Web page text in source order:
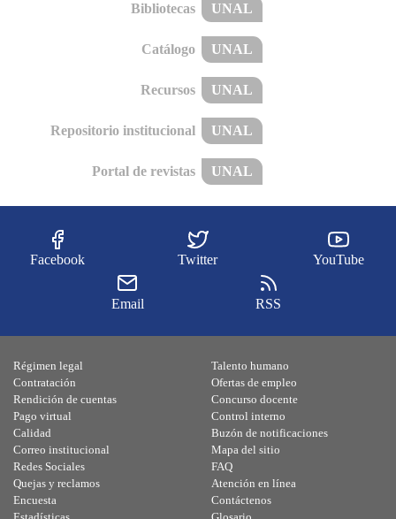
Bibliotecas UNAL
Catálogo UNAL
Recursos UNAL
Repositorio institucional UNAL
Portal de revistas UNAL
Facebook Twitter YouTube
Email RSS
Régimen legal
Contratación
Rendición de cuentas
Pago virtual
Calidad
Talento humano
Ofertas de empleo
Concurso docente
Control interno
Buzón de notificaciones
Correo institucional
Redes Sociales
Quejas y reclamos
Encuesta
Mapa del sitio
FAQ
Atención en línea
Contáctenos